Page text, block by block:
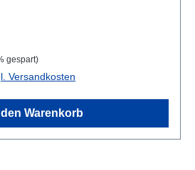
Archäologischen Institut der
und dem Historischen Museum
9. Oktober 1997 in Karanovo.
gespart)
Versandkosten
den Warenkorb